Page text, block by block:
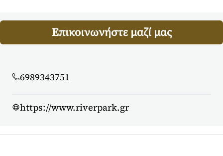
Επικοινωνήστε μαζί μας
6989343751
https://www.riverpark.gr